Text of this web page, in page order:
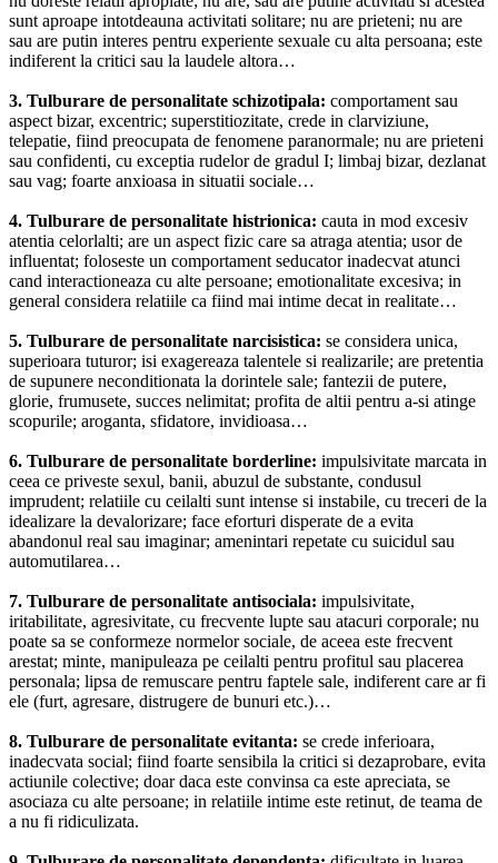
sunt aproape intotdeauna activitati solitare; nu are prieteni; nu are
sau are putin interes pentru experiente sexuale cu alta persoana; este
indiferent la critici sau la laudele altora…
3. Tulburare de personalitate schizotipala: comportament sau
aspect bizar, excentric; superstitiozitate, crede in clarviziune,
telepatie, fiind preocupata de fenomene paranormale; nu are prieteni
sau confidenti, cu exceptia rudelor de gradul I; limbaj bizar, dezlanat
sau vag; foarte anxioasa in situatii sociale…
4. Tulburare de personalitate histrionica: cauta in mod excesiv
atentia celorlalti; are un aspect fizic care sa atraga atentia; usor de
influentat; foloseste un comportament seducator inadecvat atunci
cand interactioneaza cu alte persoane; emotionalitate excesiva; in
general considera relatiile ca fiind mai intime decat in realitate…
5. Tulburare de personalitate narcisistica: se considera unica,
superioara tuturor; isi exagereaza talentele si realizarile; are pretentia
de supunere neconditionata la dorintele sale; fantezii de putere,
glorie, frumusete, succes nelimitat; profita de altii pentru a-si atinge
scopurile; aroganta, sfidatore, invidioasa…
6. Tulburare de personalitate borderline: impulsivitate marcata in
ceea ce priveste sexul, banii, abuzul de substante, condusul
imprudent; relatiile cu ceilalti sunt intense si instabile, cu treceri de la
idealizare la devalorizare; face eforturi disperate de a evita
abandonul real sau imaginar; amenintari repetate cu suicidul sau
automutilarea…
7. Tulburare de personalitate antisociala: impulsivitate,
iritabilitate, agresivitate, cu frecvente lupte sau atacuri corporale; nu
poate sa se conformeze normelor sociale, de aceea este frecvent
arestat; minte, manipuleaza pe ceilalti pentru profitul sau placerea
personala; lipsa de remuscare pentru faptele sale, indiferent care ar fi
ele (furt, agresare, distrugere de bunuri etc.)…
8. Tulburare de personalitate evitanta: se crede inferioara,
inadecvata social; fiind foarte sensibila la critici si dezaprobare, evita
actiunile colective; doar daca este convinsa ca este apreciata, se
asociaza cu alte persoane; in relatiile intime este retinut, de teama de
a nu fi ridiculizata.